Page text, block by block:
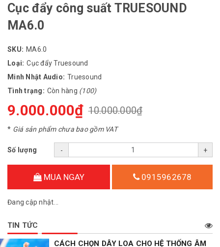
Cục đẩy công suất TRUESOUND
MA6.0
SKU: MA6.0
Loại: Cục đẩy Truesound
Minh Nhật Audio: Truesound
Tình trạng: Còn hàng (100)
9.000.000₫ 10.000.000₫
* Giá sản phẩm chưa bao gồm VAT
Số lượng - +
MUA NGAY 0915962678
Đang cập nhật...
TIN TỨC
CÁCH CHỌN DÂY LOA CHO HỆ THỐNG ÂM